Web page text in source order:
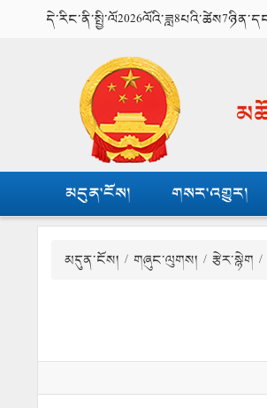
མདུན་ངོས། གསར་འགྱུར།
མདུན་ངོས། / གཞུང་ལུགས། / རྩེར་སྙེག /